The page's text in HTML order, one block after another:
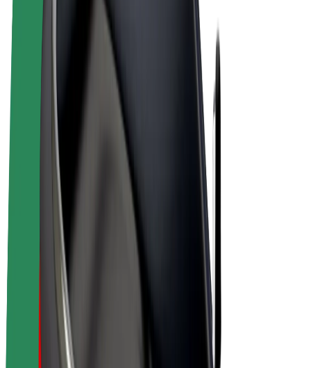
Bolt Food
Bolt for Business
E-velosipēdi
Gūsti ieņēmumus ar Bolt
Autovadītāja ieņēmumi
Kurjeri
Kurjerpartnera ieņēmumi
Bolt Food tirgotāji
Reģistrē autoparku
Franšīzes
Par uzņēmumu
Karjera